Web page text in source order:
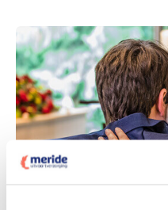
Bekijk tarieven voor crematie